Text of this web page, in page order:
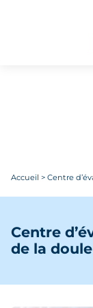
Accueil > Centre
Centre
de la